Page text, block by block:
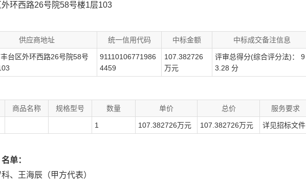
环西路26号院58号楼1层103
供应商地址 统一信用代码 中标金额 中标成交备注信息
台区外环西路26号院58号
91110106771986
4459
107.382726
万元
评审总得分(综合评分法)： 9
3.28 分
商品名称 规格型号 数量 单价 总价 服务要求
1 107.382726万元 107.382726万元 详见招标文件
单：
、王海辰（甲方代表）